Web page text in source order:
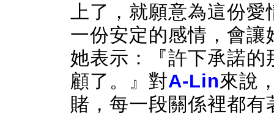
上了，就願意為這份
一份安定的感情，會
她表示：『許下承諾
顧了。』對A-Lin來說
賭，每一段關係裡都